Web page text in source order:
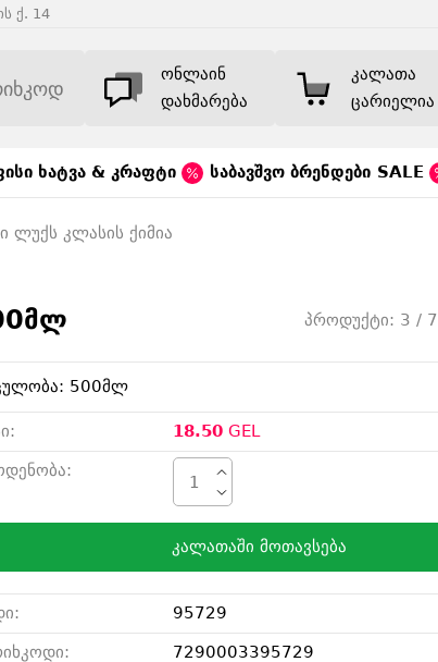
ქ. 14
ონლაინ
დახმარება
კალათა
ცარიელია
ხატვა & კრაფტი საბავშვო ბრენდები SALE
ლუქს კლასის ქიმია
პროდუქტი: 3 / 7
500მლ
18.50GEL
კალათაში მოთავსება
95729
7290003395729